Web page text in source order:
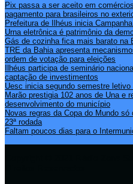
Pix passa a ser aceito em
pagamento para brasileiros no
Prefeitura de Ilhéus inicia
Urna eletrônica é patrimônio da
Gás de cozinha fica mais barato na
TRE da Bahia apresenta
ordem de votação para eleições
Ilhéus participa de seminário
captação de investimentos
Uesc inicia segundo semestre letivo
Marão prestigia 102 anos de Una e
desenvolvimento do município
Novas regras da Copa do Mundo
23ª rodada
Faltam poucos dias para o